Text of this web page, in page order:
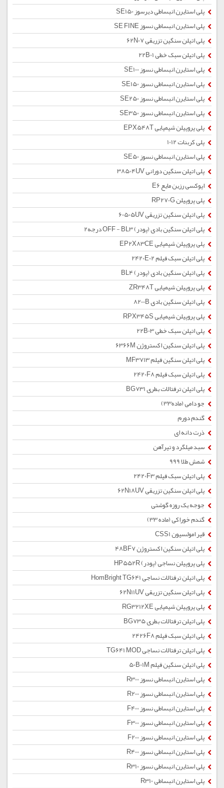
پلی استایرن انبساطی دیرسوز SE150
پلی استایرن انبساطی نسوز SE FINE
پلی اتیلن سنگین تزریقی 62N07
پلی اتیلن سبک خطی 22B01
پلی استایرن انبساطی نسوز SE100
پلی استایرن انبساطی نسوز SE150
پلی استایرن انبساطی نسوز SE250
پلی استایرن انبساطی نسوز SE350
پلی پروپیلن شیمیایی EPX548T
پلی کربنات 1012
پلی استایرن انبساطی نسوز SE50
پلی اتیلن سنگین دورانی 38504UV
اپوکسی رزین مایع E6
پلی پروپیلن RP270G
پلی اتیلن سنگین تزریقی 60505UV
پلی اتیلن سنگین بادی (پودر) OFF - BL3 درجه2
پلی پروپیلن شیمیایی EP2X83CE
پلی اتیلن سبک فیلم 2420E02
پلی اتیلن سنگین بادی (پودر) BL4
پلی پروپیلن شیمیایی ZR348T
پلی اتیلن سنگین بادی 8200B
پلی پروپیلن شیمیایی RPX345S
پلی اتیلن سبک خطی 22B03
پلی اتیلن سنگین اکستروژن 6366M
پلی اتیلن سنگین فیلم MF3713
پلی اتیلن سبک فیلم 2420F8
پلی اتیلن ترفتالات بطری BG731
جو دامی (ماده33)
گندم دورم
ذرت دانه ای
سبد میلگرد و تیرآهن
شمش طلا 999
پلی اتیلن سبک فیلم 2420F3
پلی اتیلن سنگین تزریقی 62N18UV
جوجه یک روزه گوشتی
گندم خوراکی (ماده 33)
قیر امولسیون CSS1
پلی اتیلن سنگین اکستروژن 48BF7
پلی پروپیلن نساجی (پودر) HP552R
پلی اتیلن ترفتالات نساجی HomBright TG641
پلی اتیلن سنگین تزریقی 62N11UV
پلی پروپیلن شیمیایی RG3212XE
پلی اتیلن ترفتالات بطری BG735
پلی اتیلن سبک فیلم 2426F8
پلی اتیلن ترفتالات نساجی TG641 MOD
پلی اتیلن سنگین فیلم 50B01M
پلی استایرن انبساطی نسوز R300
پلی استایرن انبساطی نسوز R200
پلی استایرن انبساطی نسوز F400
پلی استایرن انبساطی نسوز F300
پلی استایرن انبساطی نسوز F200
پلی استایرن انبساطی نسوز R400
پلی استایرن انبساطی نسوز R310
پلی استایرن انبساطی R310